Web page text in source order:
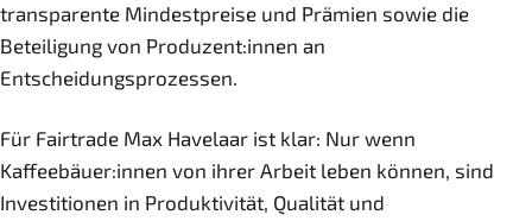
transparente Mindestpreise und Prämien sowie die
Beteiligung von Produzent:innen an
Entscheidungsprozessen.
Für Fairtrade Max Havelaar ist klar: Nur wenn
Kaffeebäuer:innen von ihrer Arbeit leben können, sind
Investitionen in Produktivität, Qualität und